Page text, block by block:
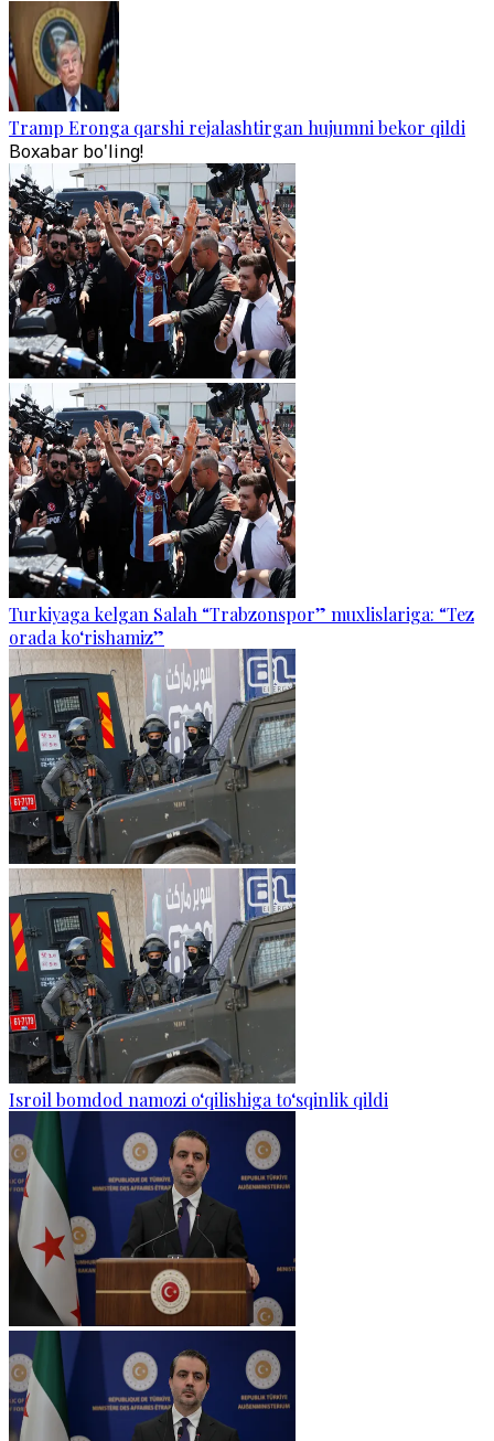
Tramp Eronga qarshi rejalashtirgan hujumni bekor qildi
Boxabar bo'ling!
Turkiyaga kelgan Salah “Trabzonspor” muxlislariga: “Tez
orada ko‘rishamiz”
Isroil bomdod namozi o‘qilishiga to‘sqinlik qildi